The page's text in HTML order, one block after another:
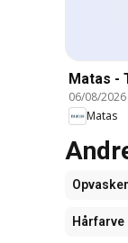
Matas -
06/08/2026
Matas
Hårfarve